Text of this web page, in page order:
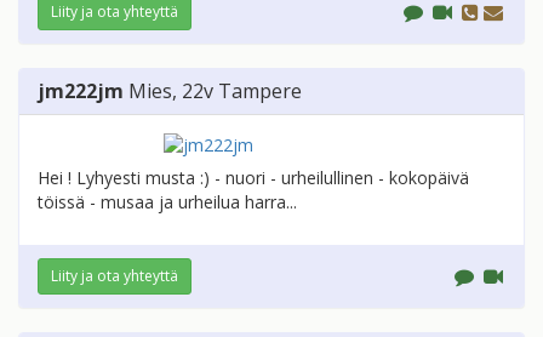
Liity ja ota yhteyttä
jm222jm Mies, 22v Tampere
Hei ! Lyhyesti musta :) - nuori - urheilullinen - kokopäivä
töissä - musaa ja urheilua harra...
Liity ja ota yhteyttä